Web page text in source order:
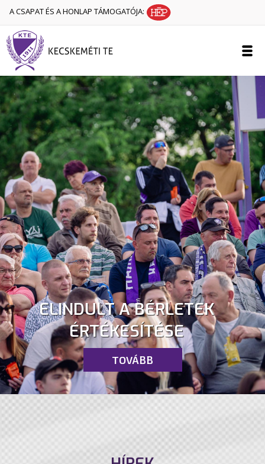
A CSAPAT ÉS A HONLAP TÁMOGATÓJA:
ELINDULT A BÉRLETEK
ÉRTÉKESÍTÉSE
TOVÁBB